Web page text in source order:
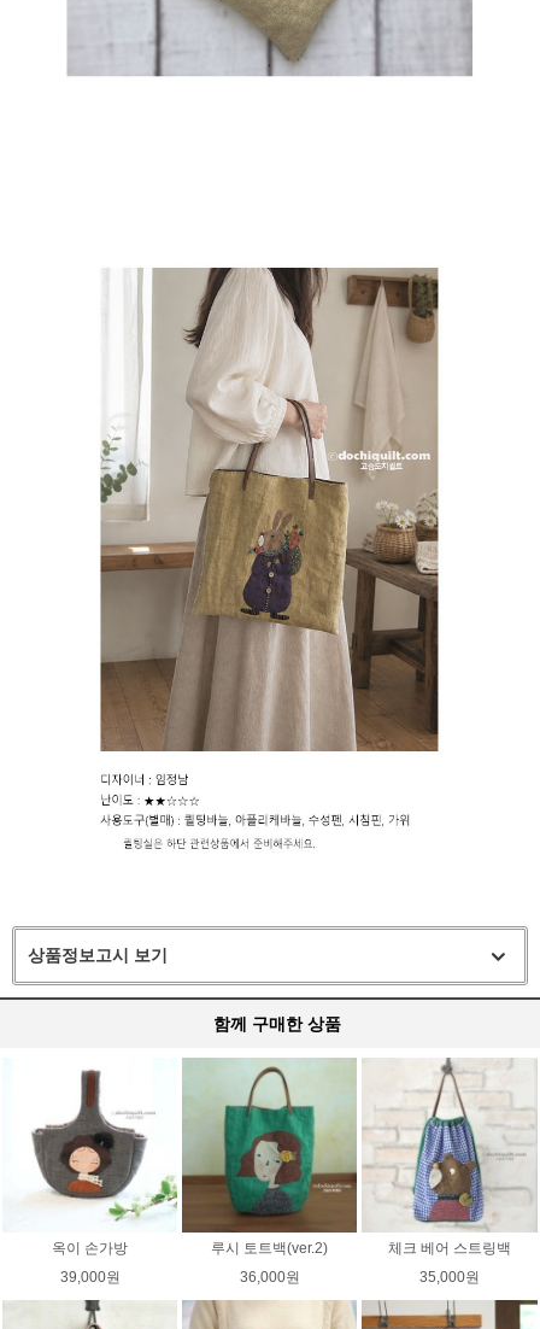
상품정보고시 보기
함께 구매한 상품
옥이 손가방
39,000원
루시 토트백(ver.2)
36,000원
체크 베어 스트링백
35,000원